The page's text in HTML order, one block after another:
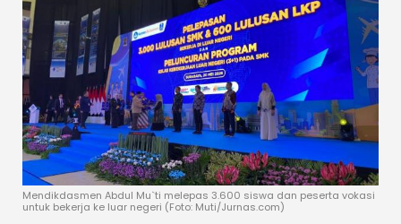
Mendikdasmen Abdul Mu`ti melepas 3.600 siswa dan peserta vokasi
untuk bekerja ke luar negeri (Foto: Muti/Jurnas.com)